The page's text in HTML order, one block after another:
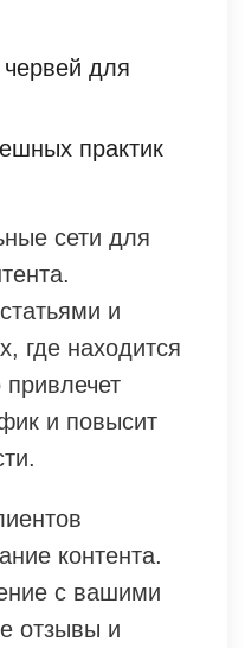
для
практик
сети для
и
где находится
и повысит
контента.
с вашими
отзывы и